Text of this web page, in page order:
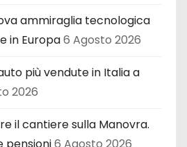
ammiraglia tecnologica
in Europa6 Agosto 2026
più vendute in Italia a
2026
il cantiere sulla Manovra.
pensioni6 Agosto 2026